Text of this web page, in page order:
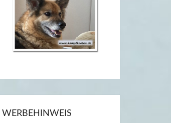
WERBEHINWEIS